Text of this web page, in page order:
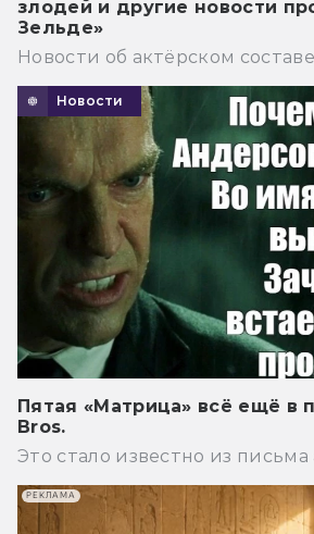
злодей и другие новости
Зельде»
Новости об актёрском
Новости
Пятая «Матрица» всё ещё в
Bros.
Это стало известно из
РЕКЛАМА